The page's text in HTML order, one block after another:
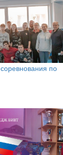
по